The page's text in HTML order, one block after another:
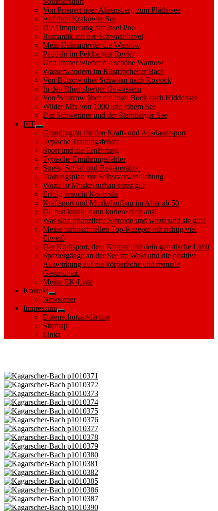
Von Priepert über Ahrensberg zum Plätlinsee
Auf dem Krakower See
Die Umquerung der Insel Poel
Romantik auf der Schwaanhavel
Mein Heimatrevier die Warnow
Paddeln im Feldberger Revier
Und immer wieder die schöne Warnow
Wasserwandern im Küstrinchener Bach
Von Bützow über Schwaan nach Rostock
In den Rheinsberger Gewässern
Von Wustrow über die Insel Bock nach Hiddensee
Wilder Mix von 1000 und einem See
Der Schweriner und der Sternberger See
FIT
Show
sub
menu
Grundregeln für den Kraft- und Ausdauersport
Typische Trainingsfehler
Sport und die Ernährung
Typische Ernährungsfehler
Stress, Schlaf und Regeneration
Trainingsplan zur Selbstverwirklichung
Wozu ist Muskelaufbau sonst gut
Erfolg braucht Kontrolle
Kraftsport und Muskelaufbau im Alter ab 50
Du bist krank, dann kuriere dich aus!
Was sind pflanzliche Steroide und wozu sind sie gut?
Meine turboschnellen Top-Rezepte mit richtig viel
Eiweiß
Der Kraftsport, dein Körper und dein genetische Limit
Spaziergänge an der See im Wald und die positive
Auswirkung auf die körperliche und mentale
Gesundheit.
Meine EK-Liste
Kontakt
Show
sub
menu
Newsletter
Impressum
Show
sub
menu
Datenschutzerklärung
Sitemap
Links